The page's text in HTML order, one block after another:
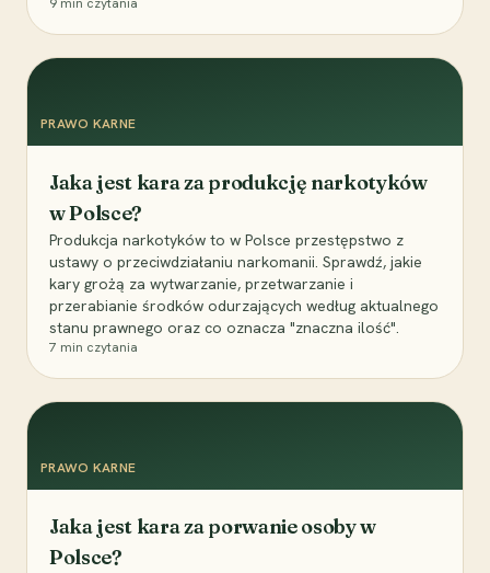
PRAWO KARNE
Jaka jest kara za produkcję narkotyków
w Polsce?
Produkcja narkotyków to w Polsce przestępstwo z
ustawy o przeciwdziałaniu narkomanii. Sprawdź, jakie
kary grożą za wytwarzanie, przetwarzanie i
przerabianie środków odurzających według aktualnego
stanu prawnego oraz co oznacza "znaczna ilość".
7 min czytania
PRAWO KARNE
Jaka jest kara za porwanie osoby w
Polsce?